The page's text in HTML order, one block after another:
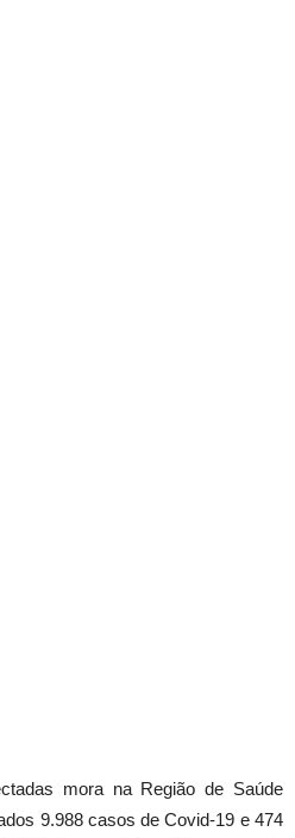
mora na Região de Saúde
9.988 casos de Covid-19 e 474